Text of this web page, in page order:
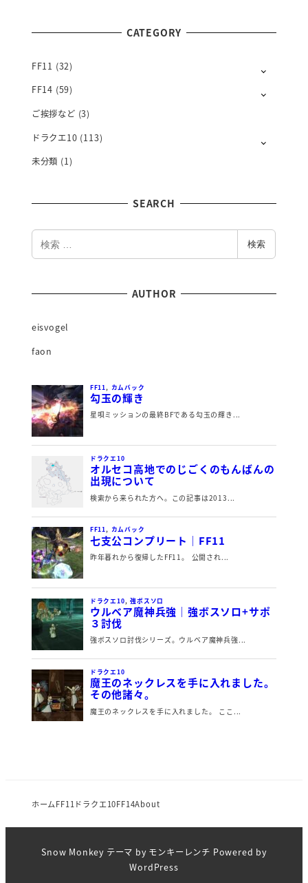
H
Y
CATEGORY
FF11 (32)
FF14 (59)
ご挨拶など (3)
ドラクエ10 (113)
未分類 (1)
SEARCH
検
検索
AUTHOR
eisvogel
faon
ホームFF11 ドラクエ10FF14About
Snow Monkeyテーマ by モンキーレンチ Powered by
WordPress